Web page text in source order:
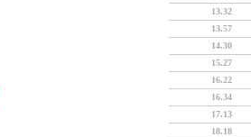
13.32
13.57
14.30
15.27
16.22
16.34
17.13
18.18